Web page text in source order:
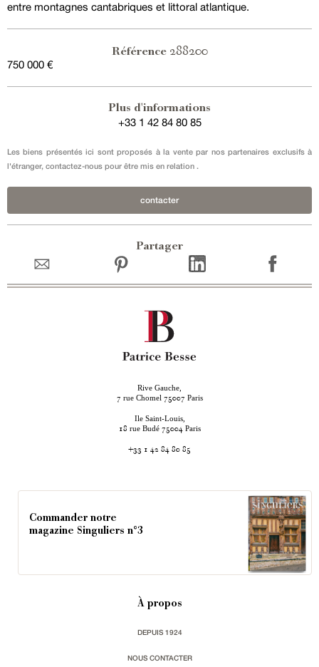
entre montagnes cantabriques et littoral atlantique.
Référence 288200
750 000 €
Plus d'informations
+33 1 42 84 80 85
Les biens présentés ici sont proposés à la vente par nos partenaires exclusifs à
l'étranger, contactez-nous pour être mis en relation .
contacter
Partager
Rive Gauche,
7 rue Chomel 75007 Paris
Ile Saint-Louis,
18 rue Budé 75004 Paris
+33 1 42 84 80 85
Commander notre
magazine Singuliers n°3
À propos
DEPUIS 1924
NOUS CONTACTER